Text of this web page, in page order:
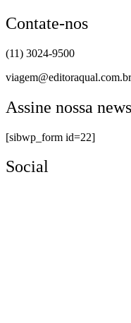
Contate-nos
(11) 3024-9500
viagem@editoraqual.com.br
Assine nossa
[sibwp_form id=22]
Social